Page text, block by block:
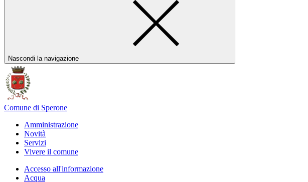
Nascondi la navigazione
Comune di Sperone
Amministrazione
Novità
Servizi
Vivere il comune
Accesso all'informazione
Acqua